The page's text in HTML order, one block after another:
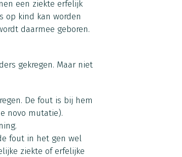
een ziekte erfelijk
op kind kan worden
daarmee geboren.
gekregen. Maar niet
De fout is bij hem
novo mutatie).
fout in het gen wel
ziekte of erfelijke